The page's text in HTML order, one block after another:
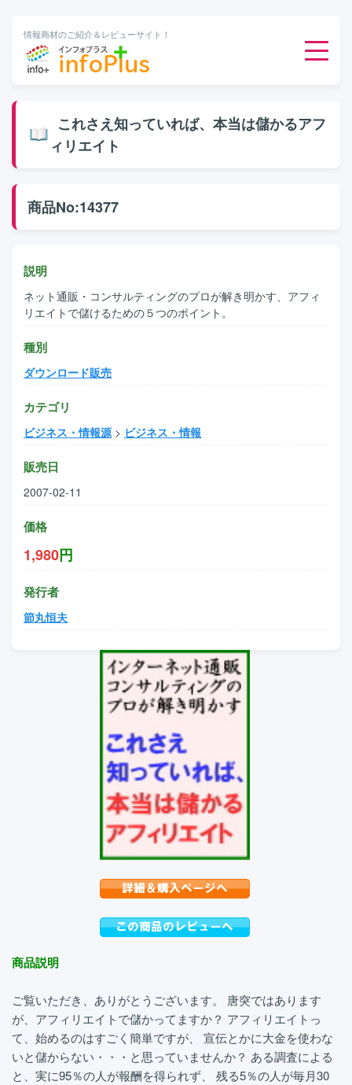
情報商材のご紹介＆レビューサイト！
無料ダウンロード
これさえ知っていれば、本当は儲かるアフ
ィリエイト
商品No:14377
説明
ネット通販・コンサルティングのプロが解き明かす、アフィ
リエイトで儲けるための５つのポイント。
種別
ダウンロード販売
カテゴリ
ビジネス・情報源> ビジネス・情報
販売日
2007-02-11
価格
1,980円
発行者
節丸恒夫
商品説明
ご覧いただき、ありがとうございます。 唐突ではあります
が、アフィリエイトで儲かってますか？ アフィリエイトっ
て、始めるのはすごく簡単ですが、 宣伝とかに大金を使わな
いと儲からない・・・と思っていませんか？ ある調査による
と、実に95％の人が報酬を得られず、 残る5％の人が毎月30